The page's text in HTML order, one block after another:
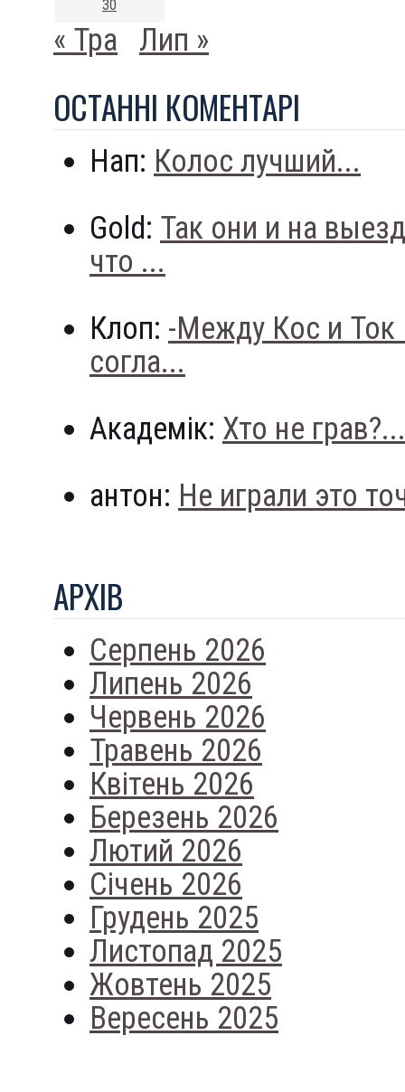
30
« Тра Лип »
ОСТАННI КОМЕНТАРI
Нап: Колос лучший...
Gold: Так они и на
что ...
Клоп: -Между Кос и
согла...
Академік: Хто не грав?...
антон: Не играли это
АРХIВ
Серпень 2026
Липень 2026
Червень 2026
Травень 2026
Квітень 2026
Березень 2026
Лютий 2026
Січень 2026
Грудень 2025
Листопад 2025
Жовтень 2025
Вересень 2025